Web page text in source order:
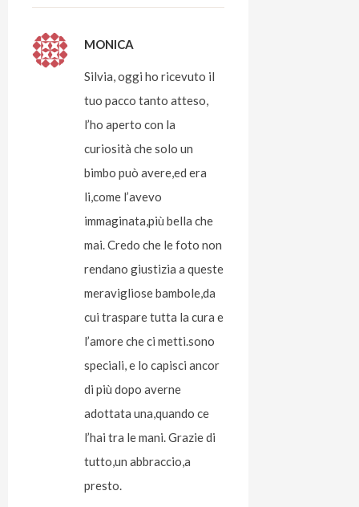
MONICA
Silvia, oggi ho ricevuto il
tuo pacco tanto atteso,
l’ho aperto con la
curiosità che solo un
bimbo può avere,ed era
li,come l’avevo
immaginata,più bella che
mai. Credo che le foto non
rendano giustizia a queste
meravigliose bambole,da
cui traspare tutta la cura e
l’amore che ci metti.sono
speciali, e lo capisci ancor
di più dopo averne
adottata una,quando ce
l’hai tra le mani. Grazie di
tutto,un abbraccio,a
presto.